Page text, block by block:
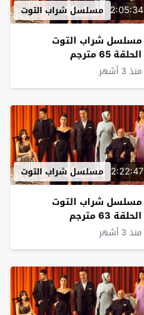
2:05:34 مسلسل شراب التوت
مسلسل شراب التوت
الحلقة 65 مترجم
منذ 3 أشهر
2:22:47 مسلسل شراب التوت
مسلسل شراب التوت
الحلقة 63 مترجم
منذ 3 أشهر